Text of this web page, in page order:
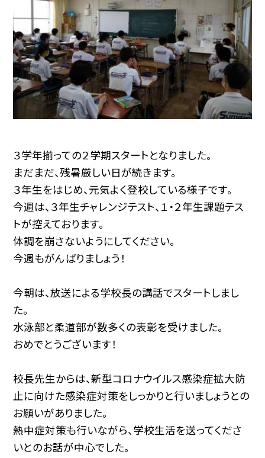
３学年揃っての２学期スタートとなりました。
まだまだ、残暑厳しい日が続きます。
３年生をはじめ、元気よく登校している様子です。
今週は、３年生チャレンジテスト、１・２年生課題テス
トが控えております。
体調を崩さないようにしてください。
今週もがんばりましょう！
今朝は、放送による学校長の講話でスタートしまし
た。
水泳部と柔道部が数多くの表彰を受けました。
おめでとうございます！
校長先生からは、新型コロナウイルス感染症拡大防
止に向けた感染症対策をしっかりと行いましょうとの
お願いがありました。
熱中症対策も行いながら、学校生活を送ってくださ
いとのお話が中心でした。